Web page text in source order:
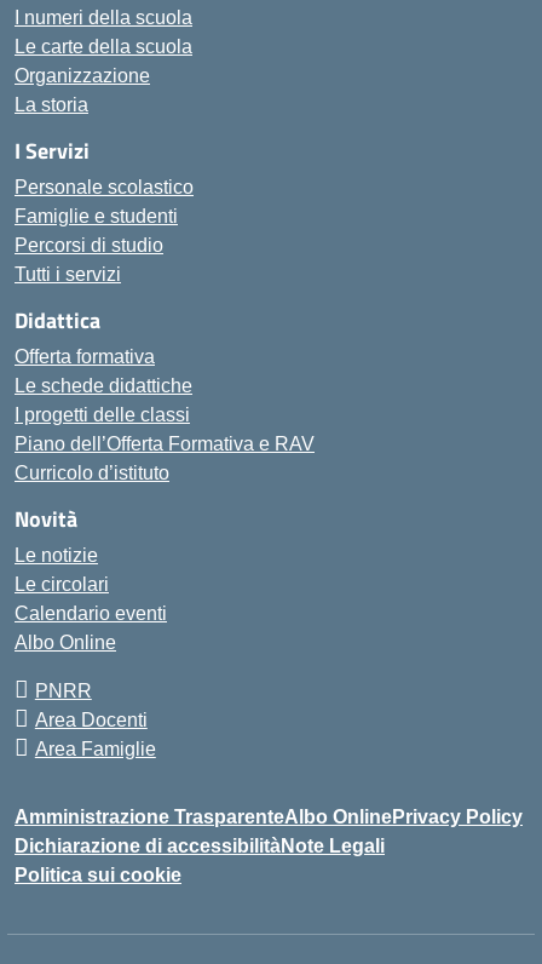
I numeri della scuola
Le carte della scuola
Organizzazione
La storia
I Servizi
Personale scolastico
Famiglie e studenti
Percorsi di studio
Tutti i servizi
Didattica
Offerta formativa
Le schede didattiche
I progetti delle classi
Piano dell’Offerta Formativa e RAV
Curricolo d’istituto
Novità
Le notizie
Le circolari
Calendario eventi
Albo Online
PNRR
Area Docenti
Area Famiglie
Amministrazione TrasparenteAlbo OnlinePrivacy Policy
Dichiarazione di accessibilitàNote Legali
Politica sui cookie